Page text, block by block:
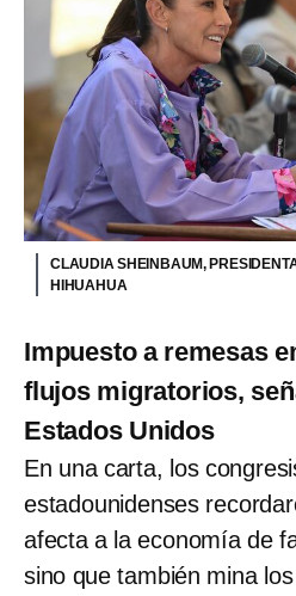
CLAUDIA SHEINBAUM,
HIHUAHUA
Impuesto a remesas
flujos migratorios,
Estados Unidos
En una carta, los
estadounidenses
afecta a la economía de
sino que también mina